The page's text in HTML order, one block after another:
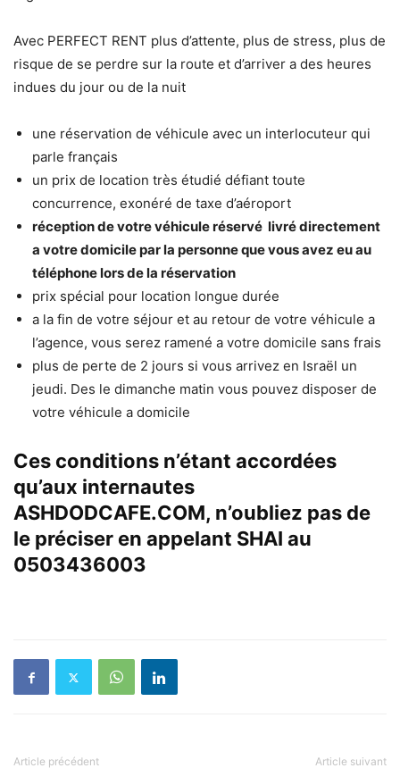
Avec PERFECT RENT plus d’attente, plus de stress, plus de
risque de se perdre sur la route et d’arriver a des heures
indues du jour ou de la nuit
une réservation de véhicule avec un interlocuteur qui
parle français
un prix de location très étudié défiant toute
concurrence, exonéré de taxe d’aéroport
réception de votre véhicule réservé livré directement
a votre domicile par la personne que vous avez eu au
téléphone lors de la réservation
prix spécial pour location longue durée
a la fin de votre séjour et au retour de votre véhicule a
l’agence, vous serez ramené a votre domicile sans frais
plus de perte de 2 jours si vous arrivez en Israël un
jeudi. Des le dimanche matin vous pouvez disposer de
votre véhicule a domicile
Ces conditions n’étant accordées
qu’aux internautes
ASHDODCAFE.COM, n’oubliez pas de
le préciser en appelant SHAI au
0503436003
Article précédent Article suivant